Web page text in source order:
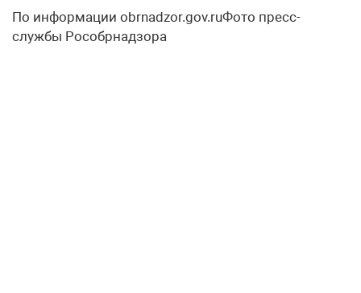
По информации obrnadzor.gov.ruФото пресс-
службы Рособрнадзора